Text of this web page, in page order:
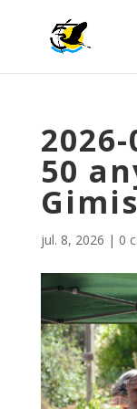
50
jul. 8, 2026 | 0